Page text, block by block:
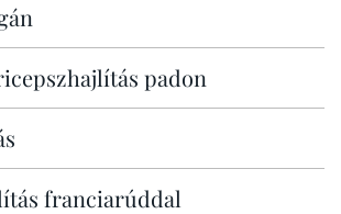
padon
franciarúddal